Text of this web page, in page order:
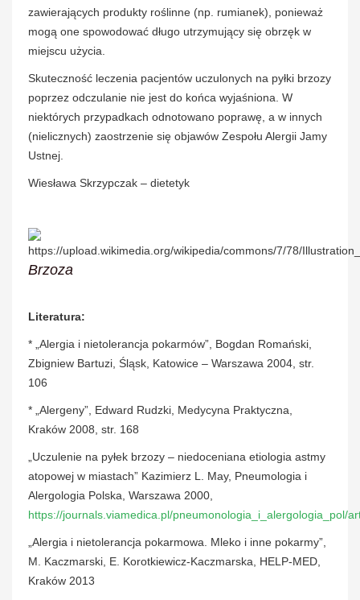
zawierających produkty roślinne (np. rumianek), ponieważ
mogą one spowodować długo utrzymujący się obrzęk w
miejscu użycia.
Skuteczność leczenia pacjentów uczulonych na pyłki brzozy
poprzez odczulanie nie jest do końca wyjaśniona. W
niektórych przypadkach odnotowano poprawę, a w innych
(nielicznych) zaostrzenie się objawów Zespołu Alergii Jamy
Ustnej.
Wiesława Skrzypczak – dietetyk
Brzoza
Literatura:
* „Alergia i nietolerancja pokarmów”, Bogdan Romański,
Zbigniew Bartuzi, Śląsk, Katowice – Warszawa 2004, str.
106
* „Alergeny”, Edward Rudzki, Medycyna Praktyczna,
Kraków 2008, str. 168
„Uczulenie na pyłek brzozy – niedoceniana etiologia astmy
atopowej w miastach” Kazimierz L. May, Pneumologia i
Alergologia Polska, Warszawa 2000,
https://journals.viamedica.pl/pneumonologia_i_alergologia_pol/
„Alergia i nietolerancja pokarmowa. Mleko i inne pokarmy”,
M. Kaczmarski, E. Korotkiewicz-Kaczmarska, HELP-MED,
Kraków 2013